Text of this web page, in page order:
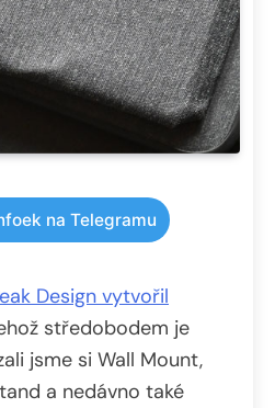
na Telegramu
Design vytvořil
středobodem je
jsme si Wall Mount,
a nedávno také